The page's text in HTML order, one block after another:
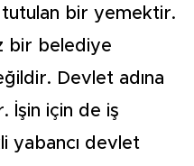
tutulan bir yemektir.
bir belediye
Devlet adına
İşin için de iş
yabancı devlet